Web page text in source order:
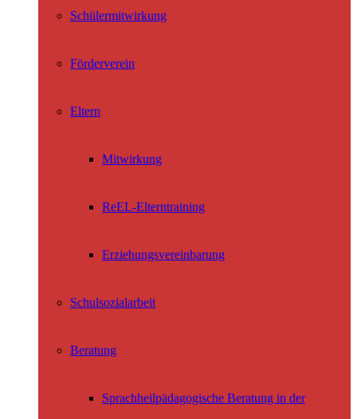
Schülermitwirkung
Förderverein
Eltern
Mitwirkung
ReEL-Elterntraining
Erziehungsvereinbarung
Schulsozialarbeit
Beratung
Sprachheilpädagogische Beratung in der